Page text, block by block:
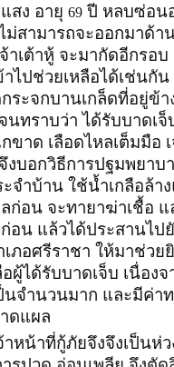
สง อายุ 69 ปี หลบซ่อน
ม่สามารถจะออกมาด้า
จ้าเต้าหู้ จะมากัดอีกรอ
าไปช่วยเหลือได้เช่นกั
ระจกบานเกล็ดที่อยู่ข้
นทราบว่า ได้รับบาดเ
ขาด เลือดไหลเต็มมือ
งบอกวิธีการปฐมพยาบ
จำบ้าน ใช้น้ำเกลือล้า
ก่อน จะทายาฆ่าเชื้อ
อน แล้วได้ประสานไป
ภอศรีราชา ให้มาช่วย
อผู้ได้รับบาดเจ็บ เนื่อง
ป็นจำนวนมาก และมีค่า
ดแผล
าหน้าที่กู้ภัยจึงจึงเป็นห่